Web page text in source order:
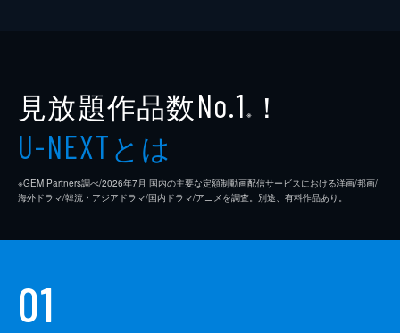
見放題作品数No.1 ※ ！
U-NEXTとは
※GEM Partners調べ/2026年7⽉ 国内の主要な定額制動画配信サービスにおける洋画/邦画/
海外ドラマ/韓流・アジアドラマ/国内ドラマ/アニメを調査。別途、有料作品あり。
01